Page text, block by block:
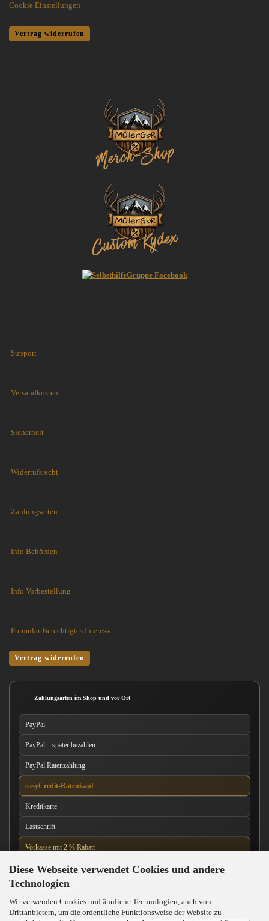
Diese Webseite verwendet Cookies und andere
Technologien
Wir verwenden Cookies und ähnliche Technologien, auch von
Drittanbietern, um die ordentliche Funktionsweise der Website zu
Cookie Einstellungen
Vertrag widerrufen
Support
Versandkosten
Sicherheit
Widerrufsrecht
Zahlungsarten
Info Behörden
Info Vorbestellung
Formular Berechtigtes Interesse
Vertrag widerrufen
Zahlungsarten im Shop und vor Ort
PayPal
PayPal – später bezahlen
PayPal Ratenzahlung
easyCredit-Ratenkauf
Kreditkarte
Lastschrift
Vorkasse mit 2 % Rabatt
Nachnahme
Barzahlung vor Ort
Kartenzahlung vor Ort